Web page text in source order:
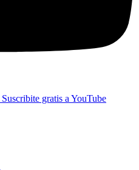
Suscribite gratis a YouTube